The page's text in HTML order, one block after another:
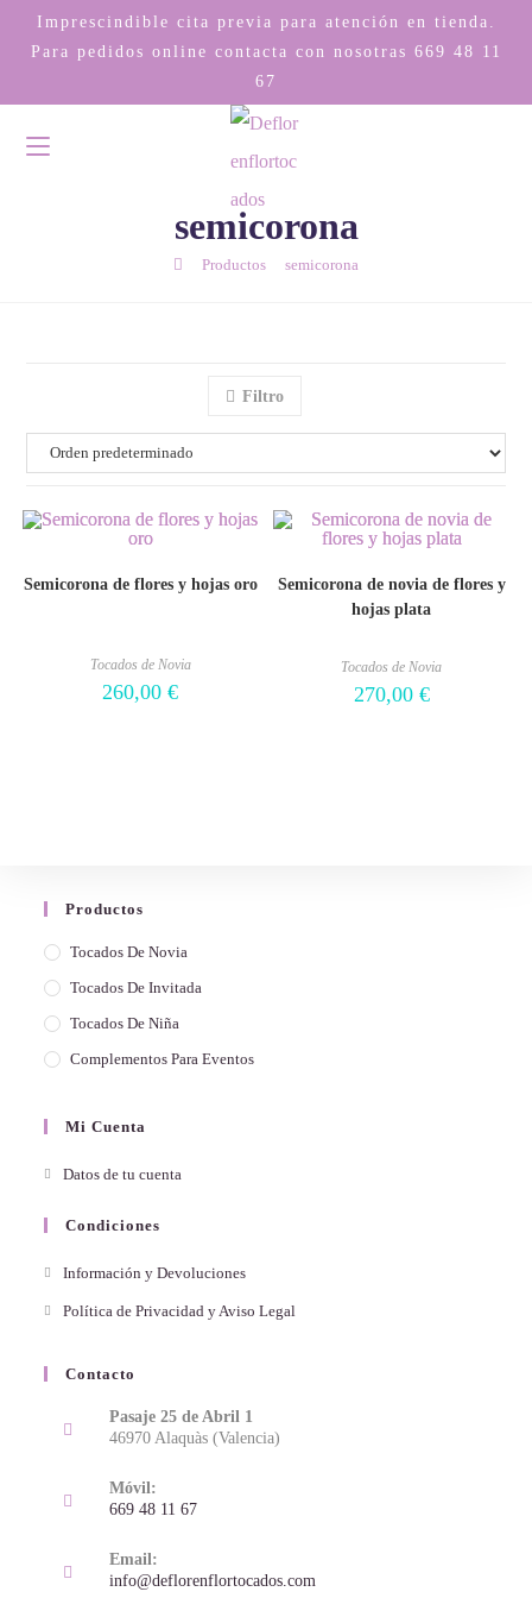
Imprescindible cita previa para atención en tienda.
Para pedidos online contacta con nosotras 669 48 11
67
semicorona
Productos semicorona
Filtro
Semicorona de flores y hojas oro
Tocados de Novia
260,00€
Semicorona de novia de flores y
hojas plata
Tocados de Novia
270,00 €
Productos
Tocados De Novia
Tocados De Invitada
Tocados De Niña
Complementos Para Eventos
Mi Cuenta
Datos de tu cuenta
Condiciones
Información y Devoluciones
Política de Privacidad y Aviso Legal
Contacto
Pasaje 25 de Abril 1
46970 Alaquàs (Valencia)
Móvil:
669 48 11 67
Email:
info@deflorenflortocados.com